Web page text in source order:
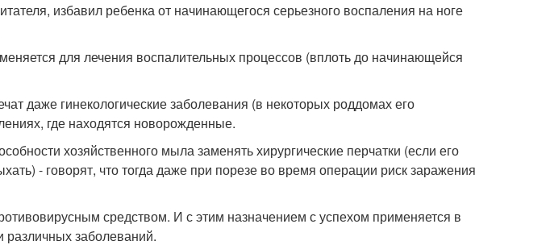
избавил ребенка от начинающегося серьезного воспаления на ноге
для лечения воспалительных процессов (вплоть до начинающейся
даже гинекологические заболевания (в некоторых роддомах его
где находятся новорожденные.
хозяйственного мыла заменять хирургические перчатки (если его
- говорят, что тогда даже при порезе во время операции риск заражения
средством. И с этим назначением с успехом применяется в
заболеваний.